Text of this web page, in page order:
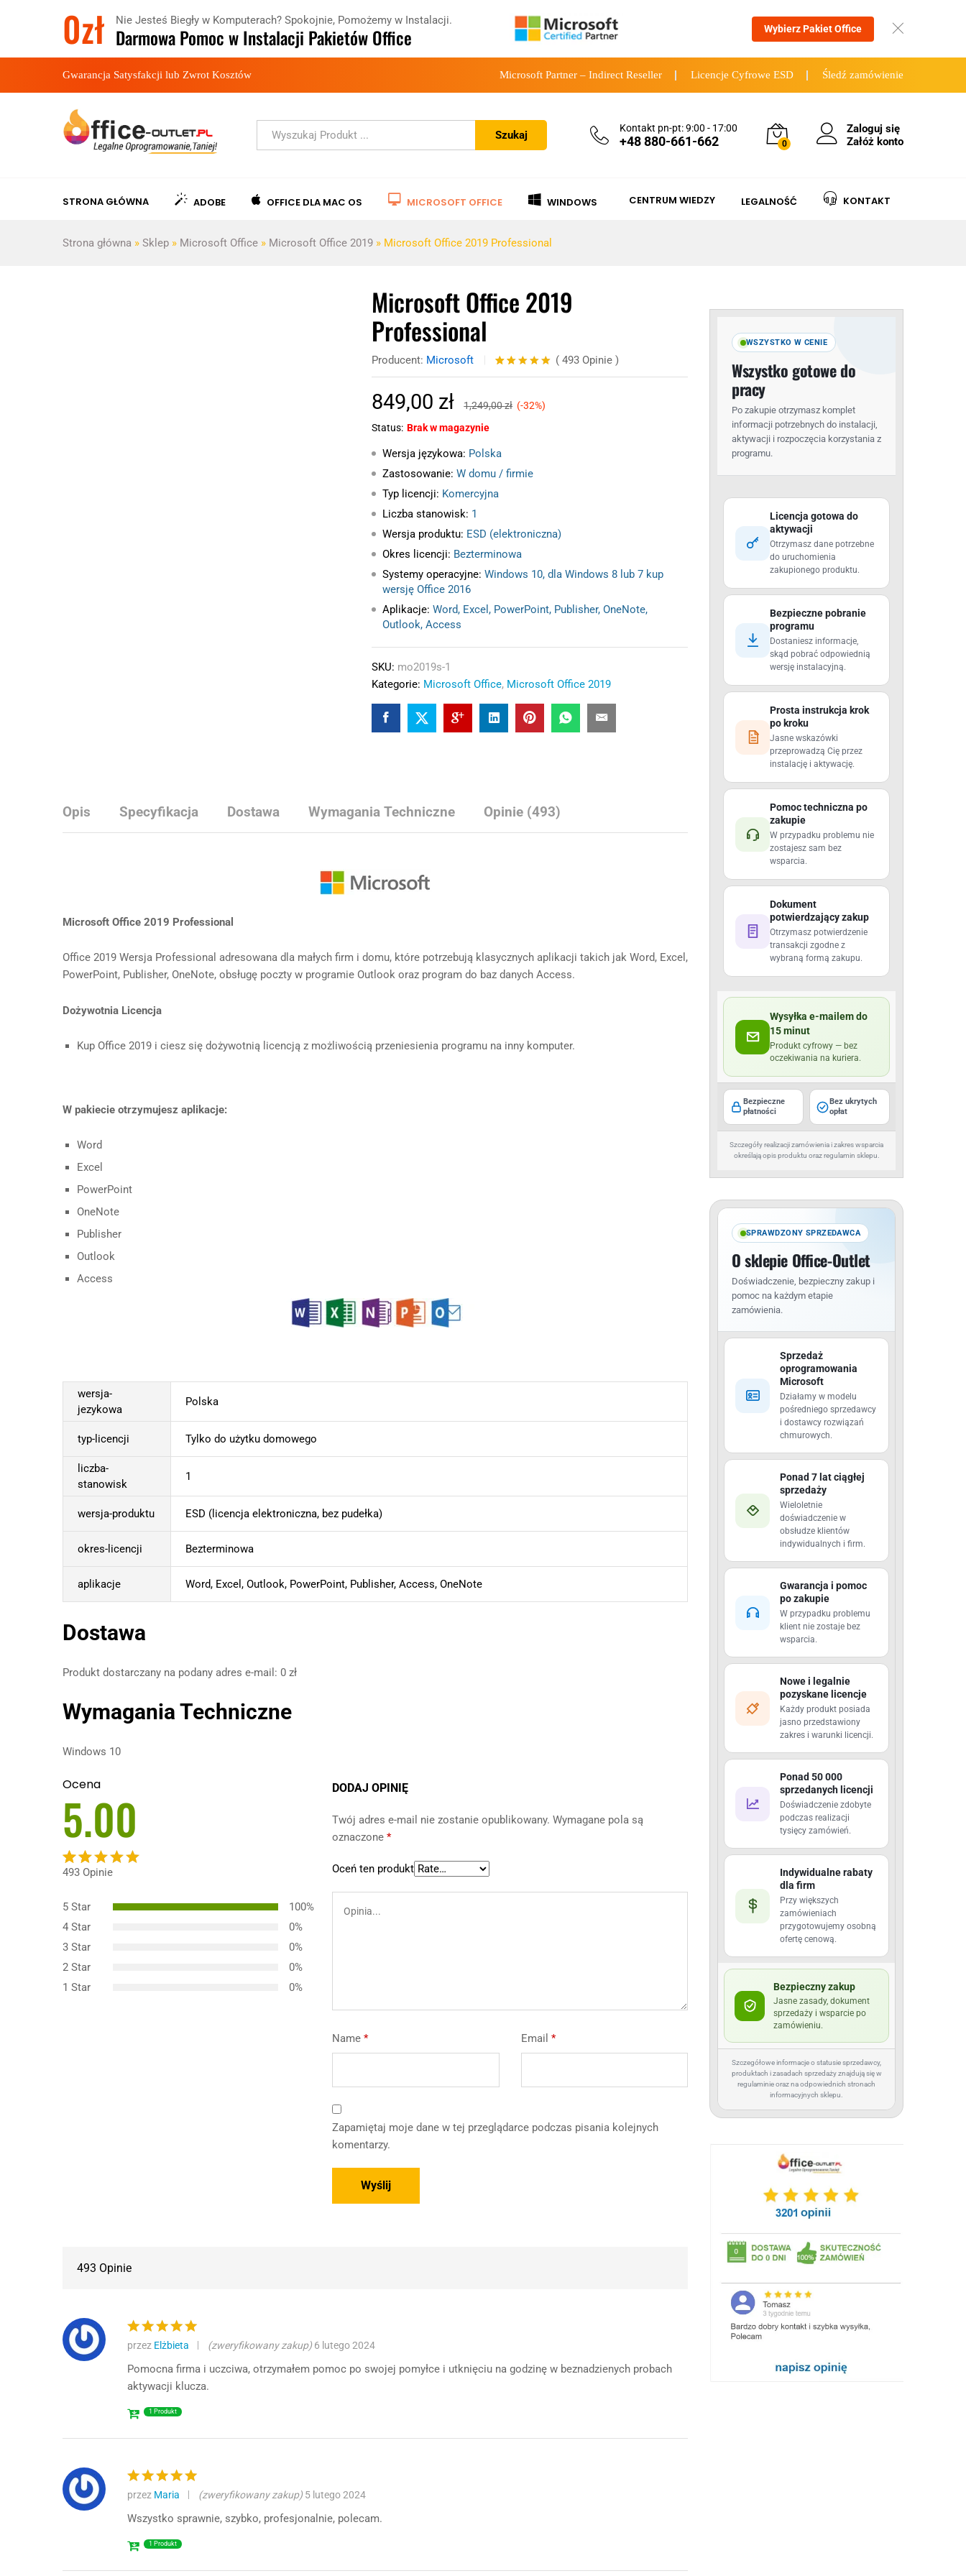
0zł Nie Jesteś Biegły w Komputerach? Spokojnie, Pomożemy w Instalacji.
Darmowa Pomoc w Instalacji Pakietów Office Wybierz Pakiet Office
Gwarancja Satysfakcji lub Zwrot Kosztów Microsoft Partner – Indirect Reseller Licencje Cyfrowe ESD Śledź zamówienie
Kategorie Szukaj
Kontakt pn-pt: 9:00 - 17:00
+48 880-661-662 0
Zaloguj się
Załóż konto
STRONA GŁÓWNA ADOBE OFFICE DLA MAC OS MICROSOFT OFFICE WINDOWS CENTRUM WIEDZY LEGALNOŚĆ KONTAKT
Strona główna » Sklep » Microsoft Office » Microsoft Office 2019 » Microsoft Office 2019 Professional
Microsoft Office 2019
Professional
Producent: Microsoft
Oceniony
na
podstawie
493
( 493 Opinie)
849,00 zł 1,249,00zł (-32%)
Status: Brak w magazynie
Wersja językowa: Polska
Zastosowanie: W domu / firmie
Typ licencji: Komercyjna
Liczba stanowisk: 1
Wersja produktu: ESD (elektroniczna)
Okres licencji: Bezterminowa
Systemy operacyjne: Windows 10, dla Windows 8 lub 7 kup
wersję Office 2016
Aplikacje: Word, Excel, PowerPoint, Publisher, OneNote,
Outlook, Access
SKU: mo2019s-1
Kategorie: Microsoft Office, Microsoft Office 2019
Opis Specyfikacja Dostawa Wymagania Techniczne Opinie (493)
Microsoft Office 2019 Professional
Office 2019 Wersja Professional adresowana dla małych firm i domu, które potrzebują klasycznych aplikacji takich jak Word, Excel,
PowerPoint, Publisher, OneNote, obsługę poczty w programie Outlook oraz program do baz danych Access.
Dożywotnia Licencja
Kup Office 2019 i ciesz się dożywotnią licencją z możliwością przeniesienia programu na inny komputer.
W pakiecie otrzymujesz aplikacje:
Word
Excel
PowerPoint
OneNote
Publisher
Outlook
Access
wersja-
jezykowa
Polska
typ-licencji Tylko do użytku domowego
liczba-
stanowisk
1
wersja-produktu ESD (licencja elektroniczna, bez pudełka)
okres-licencji Bezterminowa
aplikacje Word, Excel, Outlook, PowerPoint, Publisher, Access, OneNote
Dostawa
Produkt dostarczany na podany adres e-mail: 0 zł
Wymagania Techniczne
Windows 10
Ocena
5.00
Oceniony
5.00
na 5
na
podstawi
e
493
ocen
klientów
493 Opinie
5 Star
100%
4 Star
0%
3 Star
0%
2 Star
0%
1 Star
0%
DODAJ OPINIĘ
Twój adres e-mail nie zostanie opublikowany. Wymagane pola są
oznaczone *
Oceń ten produkt
Name * Email *
Zapamiętaj moje dane w tej przeglądarce podczas pisania kolejnych
komentarzy.
493 Opinie
Oceniono
5na 5
przez Elżbieta (zweryfikowany zakup) 6 lutego 2024
Pomocna firma i uczciwa, otrzymałem pomoc po swojej pomyłce i utknięciu na godzinę w beznadzienych probach
aktywacji klucza.
1 Produkt
Oceniono
5na 5
przez Maria (zweryfikowany zakup) 5 lutego 2024
Wszystko sprawnie, szybko, profesjonalnie, polecam.
1 Produkt
WSZYSTKO W CENIE
Wszystko gotowe do
pracy
Po zakupie otrzymasz komplet
informacji potrzebnych do instalacji,
aktywacji i rozpoczęcia korzystania z
programu.
Licencja gotowa do
aktywacji
Otrzymasz dane potrzebne
do uruchomienia
zakupionego produktu.
Bezpieczne pobranie
programu
Dostaniesz informacje,
skąd pobrać odpowiednią
wersję instalacyjną.
Prosta instrukcja krok
po kroku
Jasne wskazówki
przeprowadzą Cię przez
instalację i aktywację.
Pomoc techniczna po
zakupie
W przypadku problemu nie
zostajesz sam bez
wsparcia.
Dokument
potwierdzający zakup
Otrzymasz potwierdzenie
transakcji zgodne z
wybraną formą zakupu.
Wysyłka e-mailem do
15 minut
Produkt cyfrowy — bez
oczekiwania na kuriera.
Bezpieczne
płatności
Bez ukrytych
opłat
Szczegóły realizacji zamówienia i zakres wsparcia
określają opis produktu oraz regulamin sklepu.
SPRAWDZONY SPRZEDAWCA
O sklepie Office-Outlet
Doświadczenie, bezpieczny zakup i
pomoc na każdym etapie
zamówienia.
Sprzedaż
oprogramowania
Microsoft
Działamy w modelu
pośredniego sprzedawcy
i dostawcy rozwiązań
chmurowych.
Ponad 7 lat ciągłej
sprzedaży
Wieloletnie
doświadczenie w
obsłudze klientów
indywidualnych i firm.
Gwarancja i pomoc
po zakupie
W przypadku problemu
klient nie zostaje bez
wsparcia.
Nowe i legalnie
pozyskane licencje
Każdy produkt posiada
jasno przedstawiony
zakres i warunki licencji.
Ponad 50 000
sprzedanych licencji
Doświadczenie zdobyte
podczas realizacji
tysięcy zamówień.
Indywidualne rabaty
dla firm
Przy większych
zamówieniach
przygotowujemy osobną
ofertę cenową.
Bezpieczny zakup
Jasne zasady, dokument
sprzedaży i wsparcie po
zamówieniu.
Szczegółowe informacje o statusie sprzedawcy,
produktach i zasadach sprzedaży znajdują się w
regulaminie oraz na odpowiednich stronach
informacyjnych sklepu.